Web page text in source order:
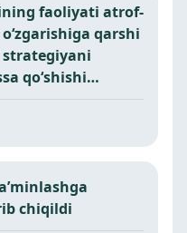
faoliyati atrof-
qarshi
strategiyani
qo‘shishi
chiqildi